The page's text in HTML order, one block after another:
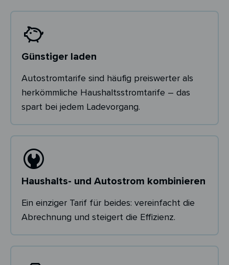
Günstiger laden
Autostromtarife sind häufig preiswerter als
herkömmliche Haushaltsstromtarife – das
spart bei jedem Ladevorgang.
Haushalts- und Autostrom kombinieren
Ein einziger Tarif für beides: vereinfacht die
Abrechnung und steigert die Effizienz.